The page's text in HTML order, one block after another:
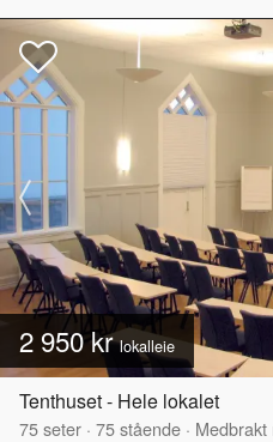
2 950 krlokalleie
Tenthuset - Hele lokalet
75seter · 75stående · Medbrakt